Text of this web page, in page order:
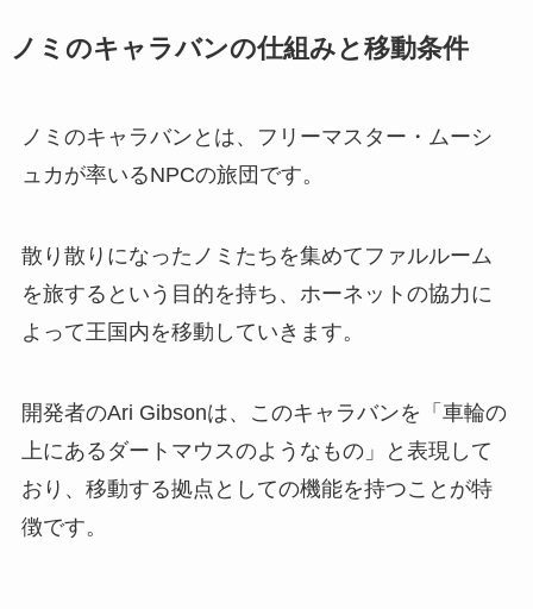
ノミのキャラバンの仕組みと移動条件
ノミのキャラバンとは、フリーマスター・ムーシ
ュカが率いるNPCの旅団です。
散り散りになったノミたちを集めてファルルーム
を旅するという目的を持ち、ホーネットの協力に
よって王国内を移動していきます。
開発者のAri Gibsonは、このキャラバンを「車輪の
上にあるダートマウスのようなもの」と表現して
おり、移動する拠点としての機能を持つことが特
徴です。